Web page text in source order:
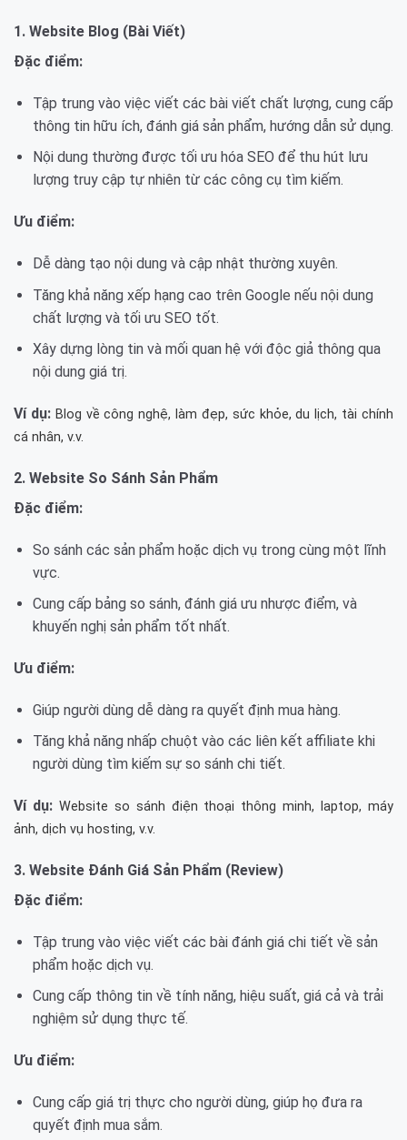
1. Website Blog (Bài Viết)
Đặc điểm:
Tập trung vào việc viết các bài viết chất lượng, cung cấp
thông tin hữu ích, đánh giá sản phẩm, hướng dẫn sử dụng.
Nội dung thường được tối ưu hóa SEO để thu hút lưu
lượng truy cập tự nhiên từ các công cụ tìm kiếm.
Ưu điểm:
Dễ dàng tạo nội dung và cập nhật thường xuyên.
Tăng khả năng xếp hạng cao trên Google nếu nội dung
chất lượng và tối ưu SEO tốt.
Xây dựng lòng tin và mối quan hệ với độc giả thông qua
nội dung giá trị.
Ví dụ: Blog về công nghệ, làm đẹp, sức khỏe, du lịch, tài chính
cá nhân, v.v.
2. Website So Sánh Sản Phẩm
Đặc điểm:
So sánh các sản phẩm hoặc dịch vụ trong cùng một lĩnh
vực.
Cung cấp bảng so sánh, đánh giá ưu nhược điểm, và
khuyến nghị sản phẩm tốt nhất.
Ưu điểm:
Giúp người dùng dễ dàng ra quyết định mua hàng.
Tăng khả năng nhấp chuột vào các liên kết affiliate khi
người dùng tìm kiếm sự so sánh chi tiết.
Ví dụ: Website so sánh điện thoại thông minh, laptop, máy
ảnh, dịch vụ hosting, v.v.
3. Website Đánh Giá Sản Phẩm (Review)
Đặc điểm:
Tập trung vào việc viết các bài đánh giá chi tiết về sản
phẩm hoặc dịch vụ.
Cung cấp thông tin về tính năng, hiệu suất, giá cả và trải
nghiệm sử dụng thực tế.
Ưu điểm:
Cung cấp giá trị thực cho người dùng, giúp họ đưa ra
quyết định mua sắm.